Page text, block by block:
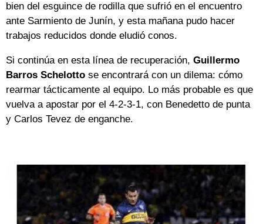
bien del esguince de rodilla que sufrió en el encuentro
ante Sarmiento de Junín, y esta mañana pudo hacer
trabajos reducidos donde eludió conos.
Si continúa en esta línea de recuperación, Guillermo
Barros Schelotto se encontrará con un dilema: cómo
rearmar tácticamente al equipo. Lo más probable es que
vuelva a apostar por el 4-2-3-1, con Benedetto de punta
y Carlos Tevez de enganche.